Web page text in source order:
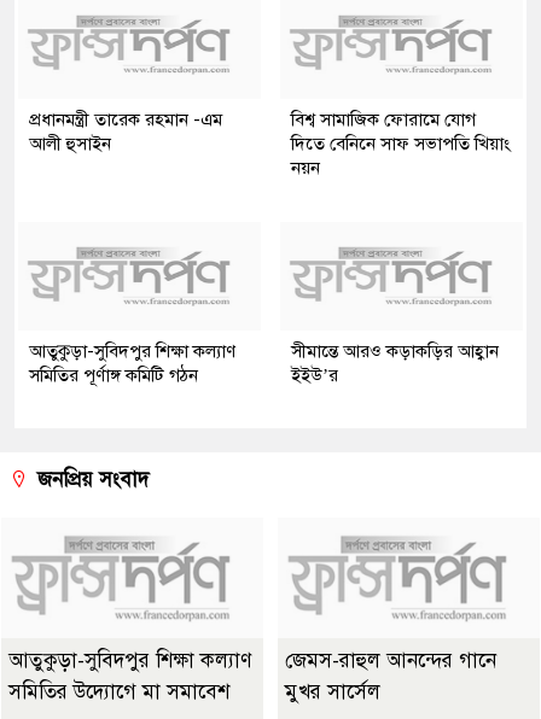
প্রধানমন্ত্রী তারেক রহমান -এম
আলী হুসাইন
বিশ্ব সামাজিক ফোরামে যোগ
দিতে বেনিনে সাফ সভাপতি খিয়াং
নয়ন
আতুকুড়া-সুবিদপুর শিক্ষা কল্যাণ
সমিতির পূর্ণাঙ্গ কমিটি গঠন
সীমান্তে আরও কড়াকড়ির আহ্বান
ইইউ’র
জনপ্রিয় সংবাদ
আতুকুড়া-সুবিদপুর শিক্ষা কল্যাণ
সমিতির উদ্যোগে মা সমাবেশ
জেমস-রাহুল আনন্দের গানে
মুখর সার্সেল